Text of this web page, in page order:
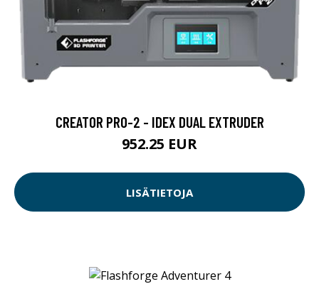
CREATOR PRO-2 - IDEX DUAL EXTRUDER
952.25 EUR
LISÄTIETOJA